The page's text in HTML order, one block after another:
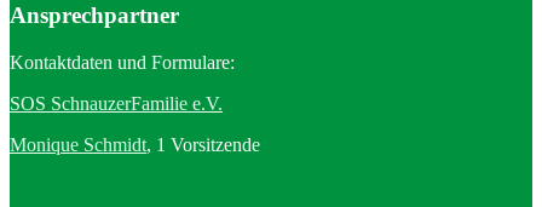
Ansprechpartner
Kontaktdaten und Formulare:
SOS SchnauzerFamilie e.V.
Monique Schmidt, 1 Vorsitzende